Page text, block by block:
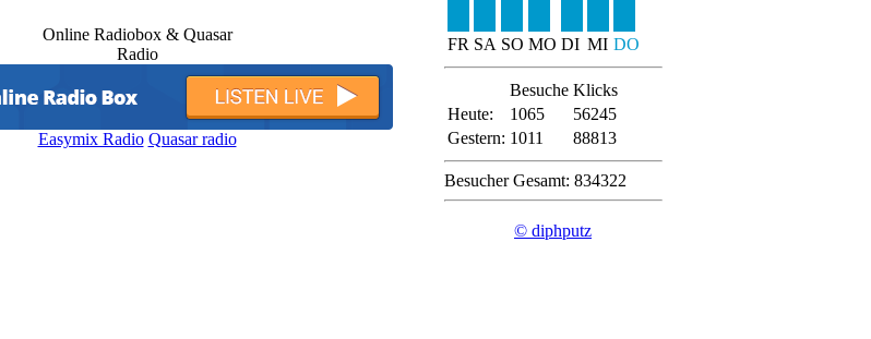
Online Radiobox & Quasar
Radio
Easymix Radio Quasar radio
FR SA SO MO DI MI DO
Besuche Klicks
Heute:
1065
56245
Gestern: 1011 88813
Besucher Gesamt: 834322
© diphputz